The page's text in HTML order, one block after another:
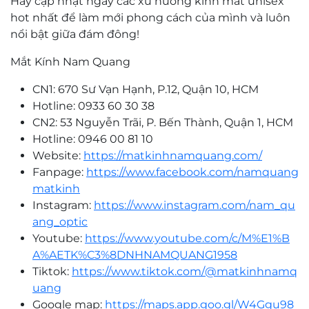
hot nhất để làm mới phong cách của mình và luôn
nổi bật giữa đám đông!
Mắt Kính Nam Quang
CN1: 670 Sư Vạn Hạnh, P.12, Quận 10, HCM
Hotline: 0933 60 30 38
CN2: 53 Nguyễn Trãi, P. Bến Thành, Quận 1, HCM
Hotline: 0946 00 81 10
Website: https://matkinhnamquang.com/
Fanpage: https://www.facebook.com/namquang
matkinh
Instagram: https://www.instagram.com/nam_qu
ang_optic
Youtube: https://www.youtube.com/c/M%E1%B
A%AETK%C3%8DNHNAMQUANG1958
Tiktok: https://www.tiktok.com/@matkinhnamq
uang
Google map: https://maps.app.goo.gl/W4Ggu98